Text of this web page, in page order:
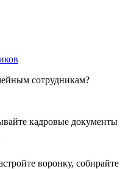
сотрудникам?
кадровые
воронку,